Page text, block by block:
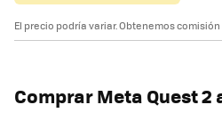
El precio podría variar. Obtenemos
Comprar Meta Quest